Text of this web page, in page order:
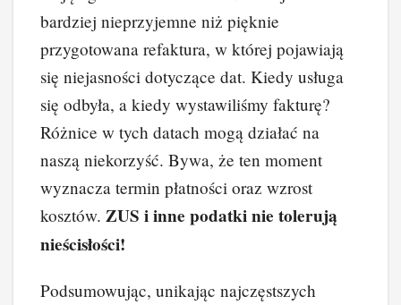
bardziej nieprzyjemne niż pięknie
przygotowana refaktura, w której pojawiają
się niejasności dotyczące dat. Kiedy usługa
się odbyła, a kiedy wystawiliśmy fakturę?
Różnice w tych datach mogą działać na
naszą niekorzyść. Bywa, że ten moment
wyznacza termin płatności oraz wzrost
kosztów. ZUS i inne podatki nie tolerują
nieścisłości!
Podsumowując, unikając najczęstszych